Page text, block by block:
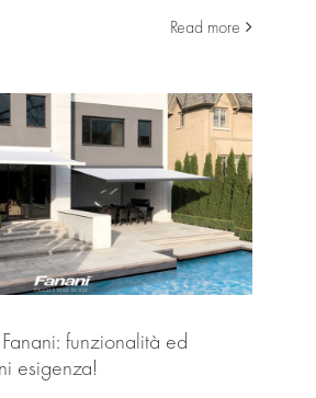
Read more
funzionalità ed
esigenza!